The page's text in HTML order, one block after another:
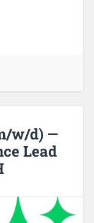
w/d) —
Lead